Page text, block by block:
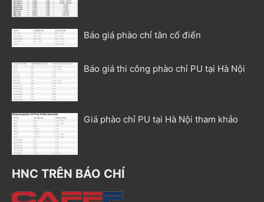
Báo giá phào chỉ tân cổ điển
Báo giá thi công phào chỉ PU tại Hà Nội
Giá phào chỉ PU tại Hà Nội tham khảo
HNC TRÊN BÁO CHÍ